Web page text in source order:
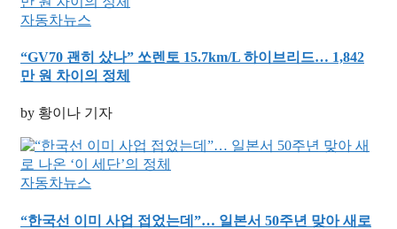
자동차뉴스
“GV70 괜히 샀나” 쏘렌토 15.7km/L 하이브리드… 1,842
만 원 차이의 정체
by 황이나 기자
자동차뉴스
“한국선 이미 사업 접었는데”… 일본서 50주년 맞아 새로